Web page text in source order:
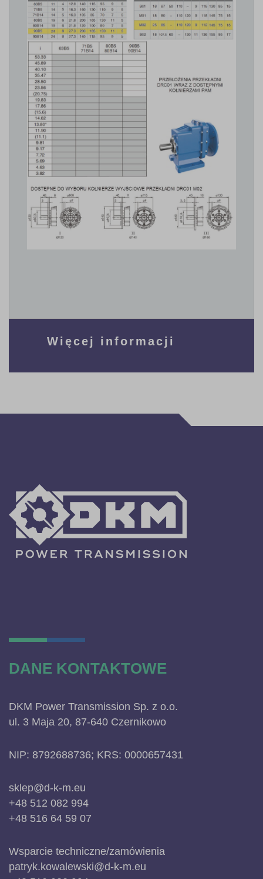
Więcej informacji
DANE KONTAKTOWE
DKM Power Transmission Sp. z o.o.
ul. 3 Maja 20, 87-640 Czernikowo
NIP: 8792688736; KRS: 0000657431
sklep@d-k-m.eu
+48 512 082 994
+48 516 64 59 07
Wsparcie techniczne/zamówienia
patryk.kowalewski@d-k-m.eu